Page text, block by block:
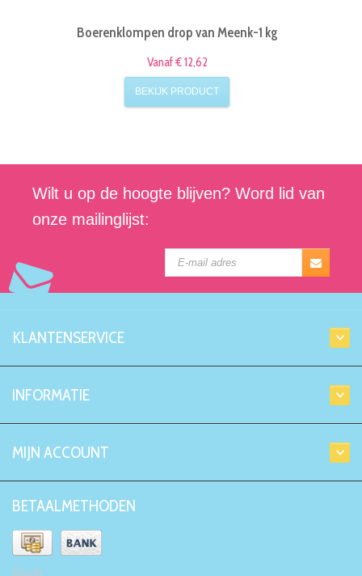
Boerenklompen drop van Meenk-1 kg
Vanaf € 12,62
BEKIJK PRODUCT
Wilt u op de hoogte blijven? Word lid van
onze mailinglijst:
KLANTENSERVICE
INFORMATIE
MIJN ACCOUNT
BETAALMETHODEN
Kiyoh